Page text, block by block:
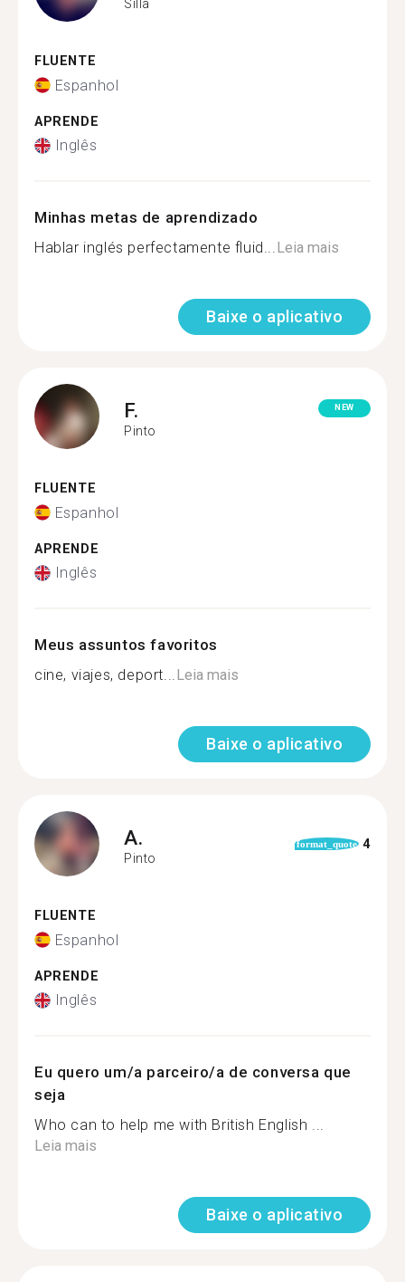
Silla
FLUENTE
Espanhol
APRENDE
Inglês
Minhas metas de aprendizado
Hablar inglés perfectamente fluid...Leia mais
Baixe o aplicativo
F.
Pinto
NEW
FLUENTE
Espanhol
APRENDE
Inglês
Meus assuntos favoritos
cine, viajes, deport...Leia mais
Baixe o aplicativo
A.
Pinto
format_quote 4
FLUENTE
Espanhol
APRENDE
Inglês
Eu quero um/a parceiro/a de conversa que
seja
Who can to help me with British English ...
Leia mais
Baixe o aplicativo